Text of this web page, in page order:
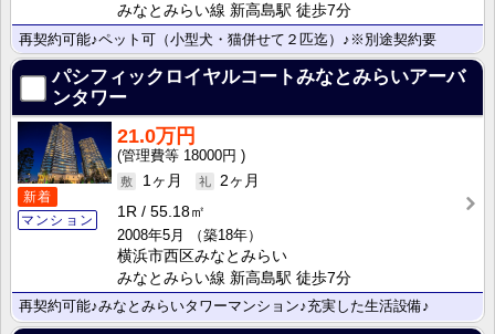
みなとみらい線 新高島駅 徒歩7分
再契約可能♪ペット可（小型犬・猫併せて２匹迄）♪※別途契約要
パシフィックロイヤルコートみなとみらいアーバ
ンタワー
新着
マンション
21.0万円
18000円
1ヶ月
2ヶ月
1R
55.18㎡
2008年5月
（築18年）
横浜市西区みなとみらい
みなとみらい線 新高島駅 徒歩7分
再契約可能♪みなとみらいタワーマンション♪充実した生活設備♪